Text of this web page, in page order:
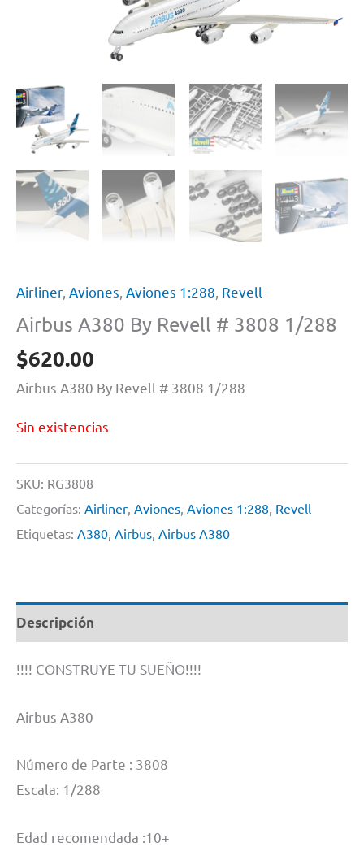
Airliner, Aviones, Aviones 1:288, Revell
Airbus A380 By Revell # 3808 1/288
$620.00
Airbus A380 By Revell # 3808 1/288
Sin existencias
SKU: RG3808
Categorías: Airliner, Aviones, Aviones 1:288, Revell
Etiquetas: A380, Airbus, Airbus A380
Descripción
!!!! CONSTRUYE TU SUEÑO!!!!
Airbus A380
Número de Parte : 3808
Escala: 1/288
Edad recomendada :10+